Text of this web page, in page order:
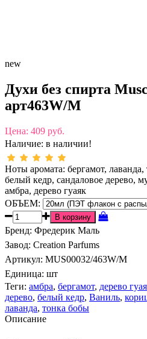
new
Духи без спирта
арт463W/M
Цена: 409 руб.
Наличие: в наличии!
Ноты аромата: бергамот,
белый кедр, сандаловое дерево,
амбра, дерево гуаяк
ОБЪЕМ:
Бренд: Фредерик Маль
Завод: Creation Parfums
Артикул: MUS00032/463W/M
Единица: шт
Теги: амбра, бергамот, дерево
дерево, белый кедр, Ваниль,
лаванда, тонка бобы
Описание